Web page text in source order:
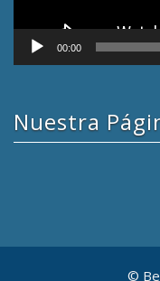
00:00
Nuestra
©